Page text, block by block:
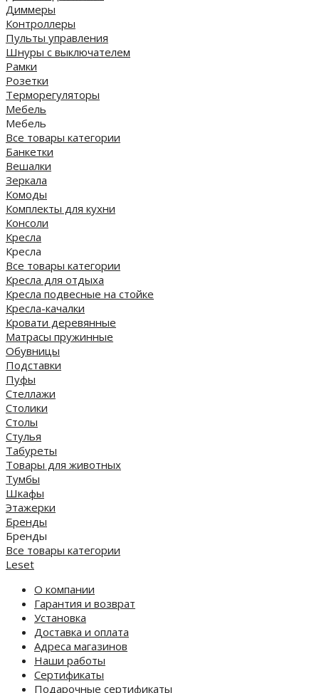
Диммеры
Контроллеры
Пульты управления
Шнуры с выключателем
Рамки
Розетки
Терморегуляторы
Мебель
Мебель
Все товары категории
Банкетки
Вешалки
Зеркала
Комоды
Комплекты для кухни
Консоли
Кресла
Кресла
Все товары категории
Кресла для отдыха
Кресла подвесные на стойке
Кресла-качалки
Кровати деревянные
Матрасы пружинные
Обувницы
Подставки
Пуфы
Стеллажи
Столики
Столы
Стулья
Табуреты
Товары для животных
Тумбы
Шкафы
Этажерки
Бренды
Бренды
Все товары категории
Leset
О компании
Гарантия и возврат
Установка
Доставка и оплата
Адреса магазинов
Наши работы
Сертификаты
Подарочные сертификаты